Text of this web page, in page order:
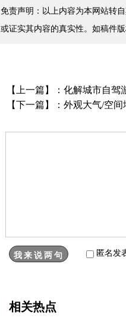
免责声明：以上内容为本网站转
或证实其内容的真实性。如稿件
【上一篇】： 化解城市自驾
【下一篇】： 外观大气/空
匿名
相关热点